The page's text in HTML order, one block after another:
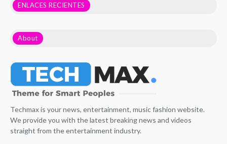
ENLACES RECIENTES
About
Techmax is your news, entertainment, music fashion website.
We provide you with the latest breaking news and videos
straight from the entertainment industry.